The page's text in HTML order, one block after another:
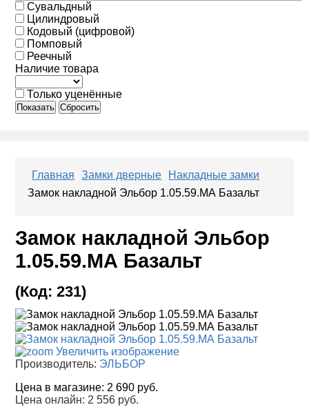
Сувальдный
Цилиндровый
Кодовый (цифровой)
Помповый
Реечный
Наличие товара
Только уценённые
Показать Сбросить
Главная Замки дверные
Накладные замки
Замок накладной Эльбор 1.05.59.МА Базальт
Замок накладной Эльбор
1.05.59.МА Базальт
(Код:231)
Увеличить изображение
Производитель: ЭЛЬБОР
Цена в магазине: 2 690 руб.
Цена онлайн: 2 556 руб.